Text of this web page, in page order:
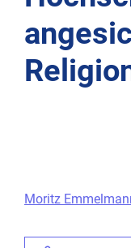
Moritz